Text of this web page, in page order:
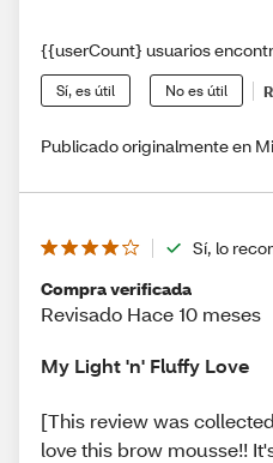
{{userCount} usuarios
Sí, es útil No es útil
Publicado originalmente en
Sí, lo
Compra verificada
Revisado Hace 10 meses
My Light 'n' Fluffy Love
[This review was
love this brow mousse!!